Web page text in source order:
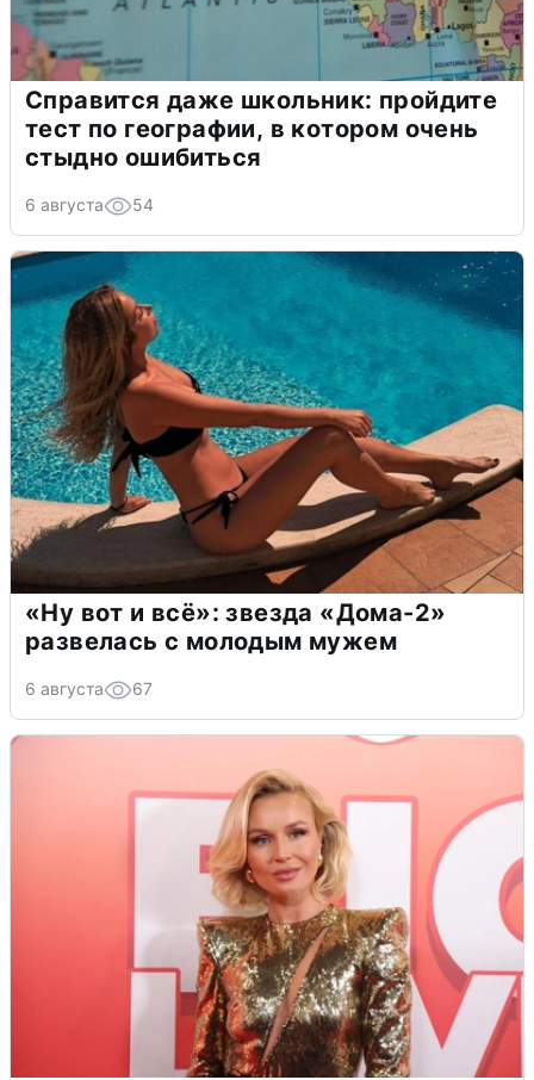
Справится даже школьник: пройдите
тест по географии, в котором очень
стыдно ошибиться
6 августа 54
«Ну вот и всё»: звезда «Дома-2»
развелась с молодым мужем
6 августа 67